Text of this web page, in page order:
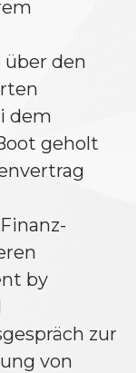
den
dem
geholt
by
zur
von